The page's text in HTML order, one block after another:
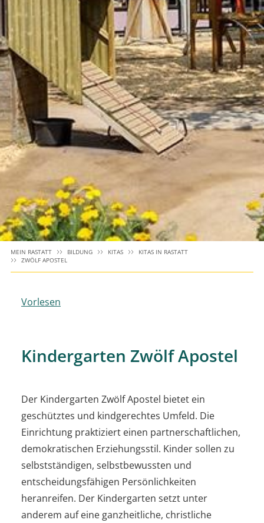
MEIN RASTATT BILDUNG KITAS
KITAS IN RASTATT
ZWÖLF APOSTEL
Vorlesen
Kindergarten Zwölf Apostel
Der Kindergarten Zwölf Apostel bietet ein
geschütztes und kindgerechtes Umfeld. Die
Einrichtung praktiziert einen partnerschaftlichen,
demokratischen Erziehungsstil. Kinder sollen zu
selbstständigen, selbstbewussten und
entscheidungsfähigen Persönlichkeiten
heranreifen. Der Kindergarten setzt unter
anderem auf eine ganzheitliche, christliche